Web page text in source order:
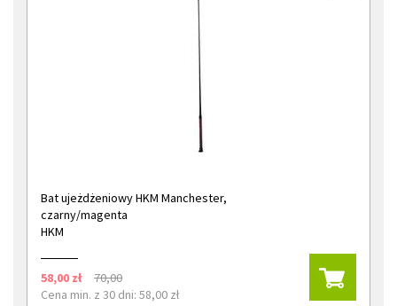
Bat ujeżdżeniowy HKM Manchester,
czarny/magenta
HKM
58,00 zł
70,00
Cena min. z 30 dni: 58,00 zł